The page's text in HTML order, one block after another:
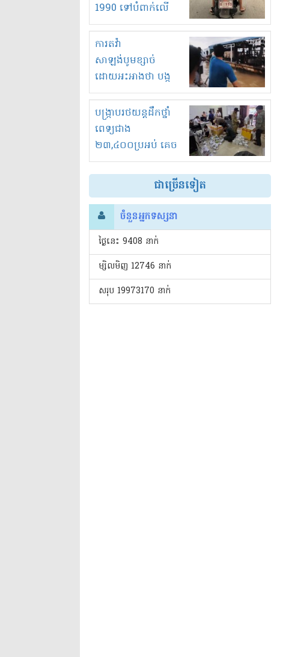
1990 ទៅបំពាក់លើ
ម៉ូតូរបស់ខ្លួន ដាកផ្លាក
រត់ឌុបហើយ
ការតវ៉ា
សាឡង់បូមខ្សាច់
ដោយអះអាងថា បង្ក
បាក់ច្រាំងទន្លេ និង
រំខានទាំងយប់ទាំងថ្ងៃ
បង្ក្រាបរថយន្តដឹកថ្នាំ
ពេទ្យជាង
២៣,៤០០ប្រអប់ គេច
ពន្ធនិងអត់ច្បាប់នាំ
ចូល!?
ជាច្រើនទៀត
ចំនួនអ្នកទស្សនា
ថ្ងៃនេះ​ 9408 នាក់
ម្សិលមិញ 12746 នាក់
សរុប 19973170 នាក់